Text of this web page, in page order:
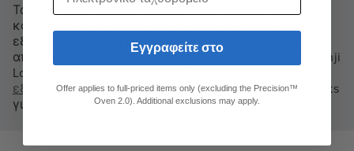
Τα ψυγεία, οι κουζίνες ρυζιού και οι αργές
κουζίνες είναι εξαιρετικές επιλογές για να
εξερευνήσετε το μαγείρεμα sous vide πριν
αποφασίσετε να αγοράσετε μια συσκευή. Ο J. Kenji
Lopez-Alt του εργαστηρίου τροφίμων έχει
εξαιρετική ανάρτησησχετικά με τα sous vide hacks
για ψύκτες μπύρας.
Εγγραφείτε στο
Offer applies to full-priced items only (excluding the Precision™
Oven 2.0). Additional exclusions may apply.